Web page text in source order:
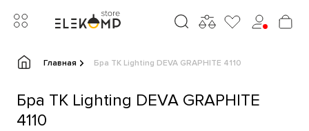
Главная Бра TK Lighting DEVA GRAPHITE 4110
Бра TK Lighting DEVA GRAPHITE
4110